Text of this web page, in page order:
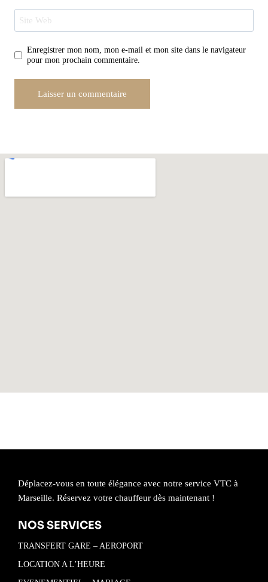
Site Web
Enregistrer mon nom, mon e-mail et mon site dans le navigateur
pour mon prochain commentaire.
Déplacez-vous en toute élégance avec notre service VTC à
Marseille. Réservez votre chauffeur dès maintenant !
NOS SERVICES
TRANSFERT GARE – AEROPORT
LOCATION A L’HEURE